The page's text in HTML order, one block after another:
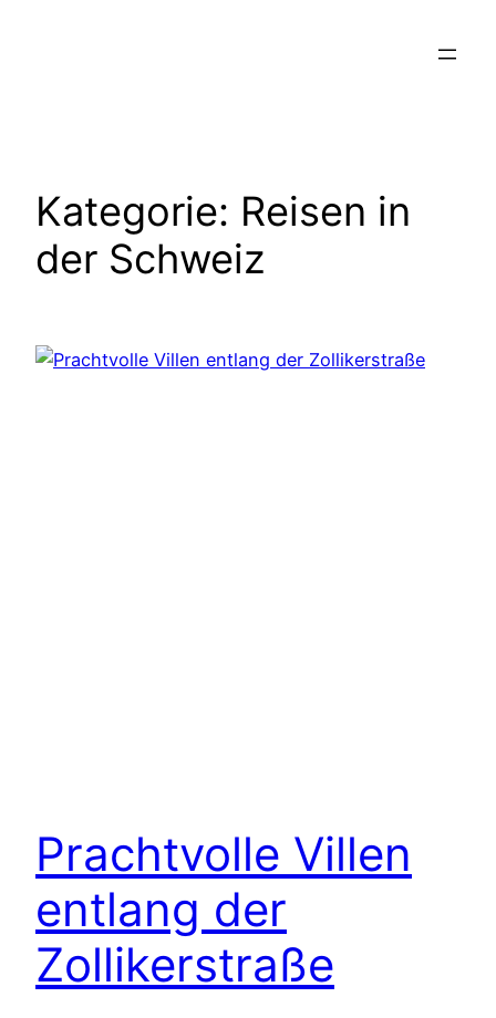
Kategorie: Reisen in
der Schweiz
Prachtvolle Villen
entlang der
Zollikerstraße